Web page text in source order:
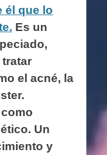
él que lo
Es un
el acné, la
Un
y